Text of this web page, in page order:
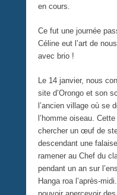
en cours.
Ce fut une journée
Céline eut l’art de
avec brio !
Le 14 janvier, nous
site d’Orongo et son
l’ancien village où se
l’homme oiseau.
chercher un œuf de
descendant une
ramener au Chef du
pendant un an sur
Hanga roa l’après-